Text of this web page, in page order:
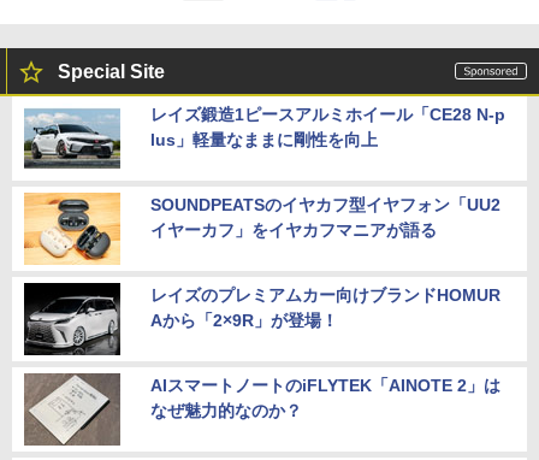
Special Site
レイズ鍛造1ピースアルミホイール「CE28 N-p
lus」軽量なままに剛性を向上
SOUNDPEATSのイヤカフ型イヤフォン「UU2
イヤーカフ」をイヤカフマニアが語る
レイズのプレミアムカー向けブランドHOMUR
Aから「2×9R」が登場！
AIスマートノートのiFLYTEK「AINOTE 2」は
なぜ魅力的なのか？